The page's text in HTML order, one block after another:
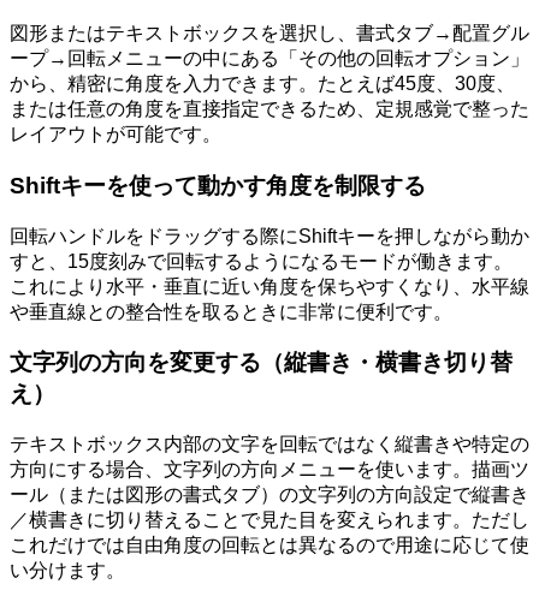
図形またはテキストボックスを選択し、書式タブ→配置グル
ープ→回転メニューの中にある「その他の回転オプション」
から、精密に角度を入力できます。たとえば45度、30度、
または任意の角度を直接指定できるため、定規感覚で整った
レイアウトが可能です。
Shiftキーを使って動かす角度を制限する
回転ハンドルをドラッグする際にShiftキーを押しながら動か
すと、15度刻みで回転するようになるモードが働きます。
これにより水平・垂直に近い角度を保ちやすくなり、水平線
や垂直線との整合性を取るときに非常に便利です。
文字列の方向を変更する（縦書き・横書き切り替
え）
テキストボックス内部の文字を回転ではなく縦書きや特定の
方向にする場合、文字列の方向メニューを使います。描画ツ
ール（または図形の書式タブ）の文字列の方向設定で縦書き
／横書きに切り替えることで見た目を変えられます。ただし
これだけでは自由角度の回転とは異なるので用途に応じて使
い分けます。